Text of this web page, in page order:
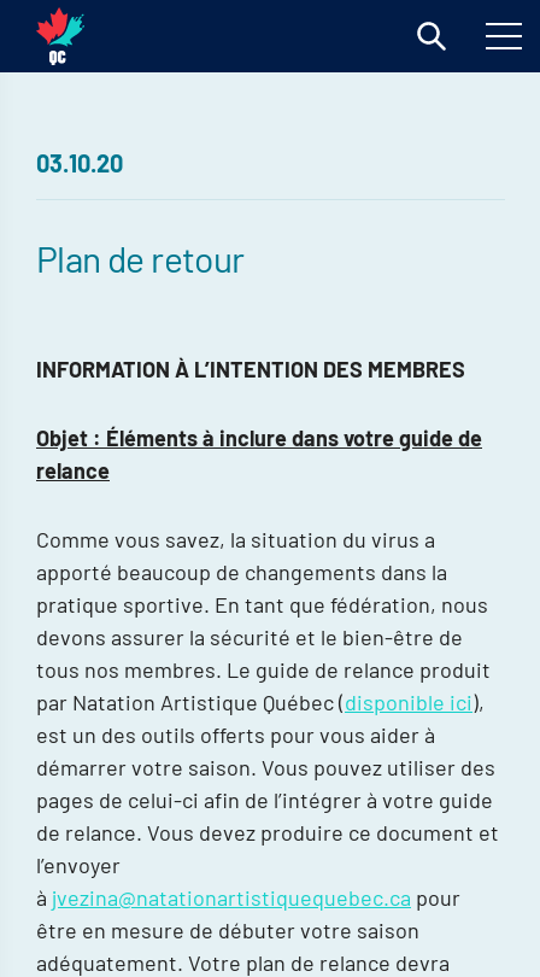
03.10.20
Plan de retour
INFORMATION À L’INTENTION DES MEMBRES
Objet : Éléments à inclure dans votre guide de
relance
Comme vous savez, la situation du virus a
apporté beaucoup de changements dans la
pratique sportive. En tant que fédération, nous
devons assurer la sécurité et le bien-être de
tous nos membres. Le guide de relance produit
par Natation Artistique Québec (disponible ici),
est un des outils offerts pour vous aider à
démarrer votre saison. Vous pouvez utiliser des
pages de celui-ci afin de l’intégrer à votre guide
de relance. Vous devez produire ce document et
l’envoyer
à jvezina@natationartistiquequebec.ca pour
être en mesure de débuter votre saison
adéquatement. Votre plan de relance devra